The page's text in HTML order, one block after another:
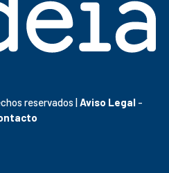
reservados |Aviso Legal -